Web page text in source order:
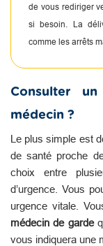
de vous rediriger
si besoin. La
comme les arrêts
Consulter
médecin ?
Le plus simple est
de santé proche
choix entre
d’urgence. Vous
urgence vitale.
médecin de garde
vous indiquera une